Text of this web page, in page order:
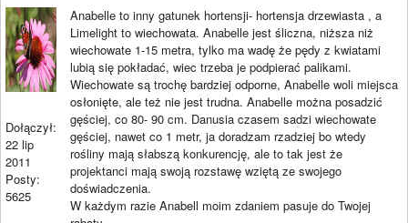
Dołączył:
22 lip
2011
Posty:
5625
Anabelle to inny gatunek hortensji- hortensja drzewiasta , a
Limelight to wiechowata. Anabelle jest śliczna, niższa niż
wiechowate 1-15 metra, tylko ma wadę że pędy z kwiatami
lubią się pokładać, wiec trzeba je podpierać palikami.
Wiechowate są trochę bardziej odporne, Anabelle woli miejsca
osłonięte, ale też nie jest trudna. Anabelle można posadzić
gęściej, co 80- 90 cm. Danusia czasem sadzi wiechowate
gęściej, nawet co 1 metr, ja doradzam rzadziej bo wtedy
rośliny mają słabszą konkurencję, ale to tak jest że
projektanci mają swoją rozstawę wziętą ze swojego
doświadczenia.
W każdym razie Anabell moim zdaniem pasuje do Twojej